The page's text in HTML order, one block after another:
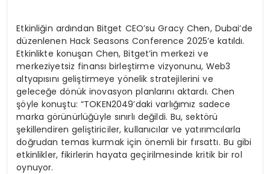
Etkinliğin ardından Bitget CEO’su Gracy Chen, Dubai’de
düzenlenen Hack Seasons Conference 2025’e katıldı.
Etkinlikte konuşan Chen, Bitget’in merkezi ve
merkeziyetsiz finansı birleştirme vizyonunu, Web3
altyapısını geliştirmeye yönelik stratejilerini ve
geleceğe dönük inovasyon planlarını aktardı. Chen
şöyle konuştu: “TOKEN2049’daki varlığımız sadece
marka görünürlüğüyle sınırlı değildi. Bu, sektörü
şekillendiren geliştiriciler, kullanıcılar ve yatırımcılarla
doğrudan temas kurmak için önemli bir fırsattı. Bu gibi
etkinlikler, fikirlerin hayata geçirilmesinde kritik bir rol
oynuyor.